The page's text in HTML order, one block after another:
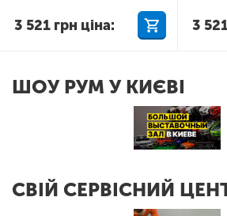
3 521 грн ціна: 3
ШОУ РУМ У КИЄВІ
СВІЙ СЕРВІСНИЙ